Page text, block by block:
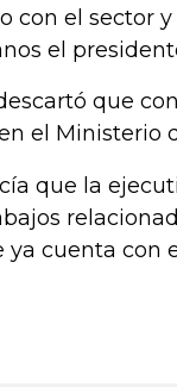
con el sector
el
que
el Ministerio
que la
cuenta con